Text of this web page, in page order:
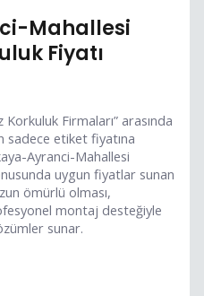
Mahallesi
Fiyatı
Firmaları” arasında
sadece etiket fiyatına
Ayranci-Mahallesi
uygun fiyatlar sunan
ömürlü olması,
montaj desteğiyle
sunar.